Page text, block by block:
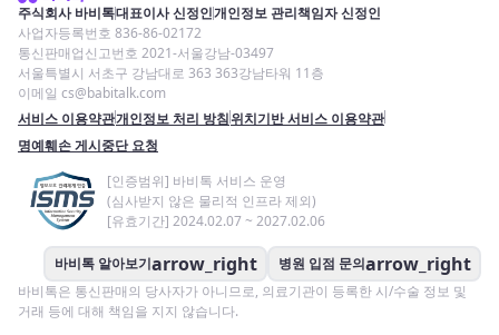
주식회사 바비톡대표이사 신정인개인정보 관리책임자 신정인
사업자등록번호 836-86-02172
통신판매업신고번호 2021-서울강남-03497
서울특별시 서초구 강남대로 363 363강남타워 11층
이메일 cs@babitalk.com
서비스 이용약관개인정보 처리 방침위치기반 서비스 이용약관
명예훼손 게시중단 요청
[인증범위] 바비톡 서비스 운영
(심사받지 않은 물리적 인프라 제외)
[유효기간] 2024.02.07 ~ 2027.02.06
바비톡 알아보기arrow_right 병원 입점 문의arrow_right
바비톡은 통신판매의 당사자가 아니므로, 의료기관이 등록한 시/수술 정보 및
거래 등에 대해 책임을 지지 않습니다.